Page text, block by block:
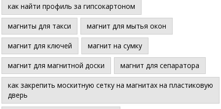
как найти профиль за гипсокартоном
магниты для такси магнит для мытья окон
магнит для ключей магнит на сумку
магнит для магнитной доски магнит для сепаратора
как закрепить москитную сетку на магнитах на пластиковую
дверь